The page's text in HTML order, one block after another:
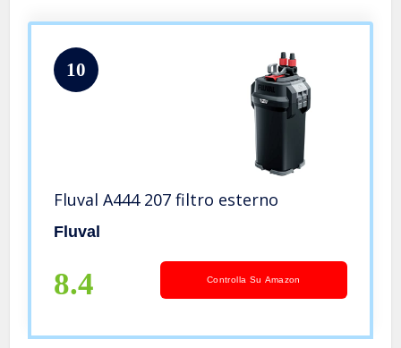
10
Fluval A444 207 filtro esterno
Fluval
8.4 Controlla Su Amazon